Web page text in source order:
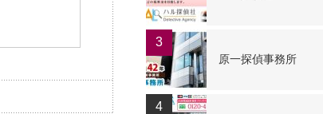
3
原一探偵事務所
4